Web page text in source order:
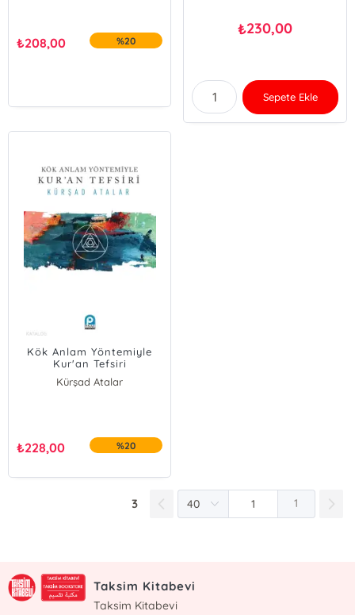
₺208,00 %20
₺230,00
Sepete Ekle
Kök Anlam Yöntemiyle
Kur'an Tefsiri
Kürşad Atalar
₺228,00 %20
3 1
Taksim Kitabevi
Taksim Kitabevi